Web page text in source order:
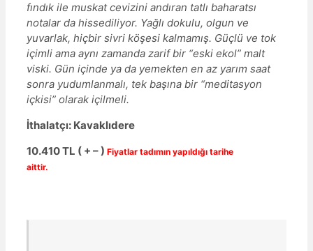
fındık ile muskat cevizini andıran tatlı baharatsı
notalar da hissediliyor. Yağlı dokulu, olgun ve
yuvarlak, hiçbir sivri köşesi kalmamış. Güçlü ve tok
içimli ama aynı zamanda zarif bir “eski ekol” malt
viski. Gün içinde ya da yemekten en az yarım saat
sonra yudumlanmalı, tek başına bir “meditasyon
içkisi” olarak içilmeli.
İthalatçı: Kavaklıdere
10.410TL ( + – ) Fiyatlar tadımın yapıldığı tarihe
aittir.